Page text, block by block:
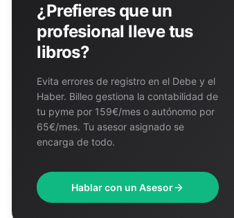
¿Prefieres que un
profesional lleve tus
libros?
Evita errores de registro en el Debe y el
Haber. Billeo gestiona la contabilidad de
tu pyme por 159€/mes o autónomo por
65€/mes. Tu asesor asignado se
encarga de todo.
Hablar con un Asesor